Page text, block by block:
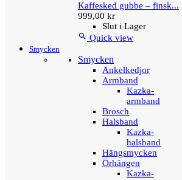
Kaffesked gubbe – finsk...
999,00 kr
Slut i Lager
 Quick view
Smycken
Smycken
Ankelkedjor
Armband
Kazka-
armband
Brosch
Halsband
Kazka-
halsband
Hängsmycken
Örhängen
Kazka-